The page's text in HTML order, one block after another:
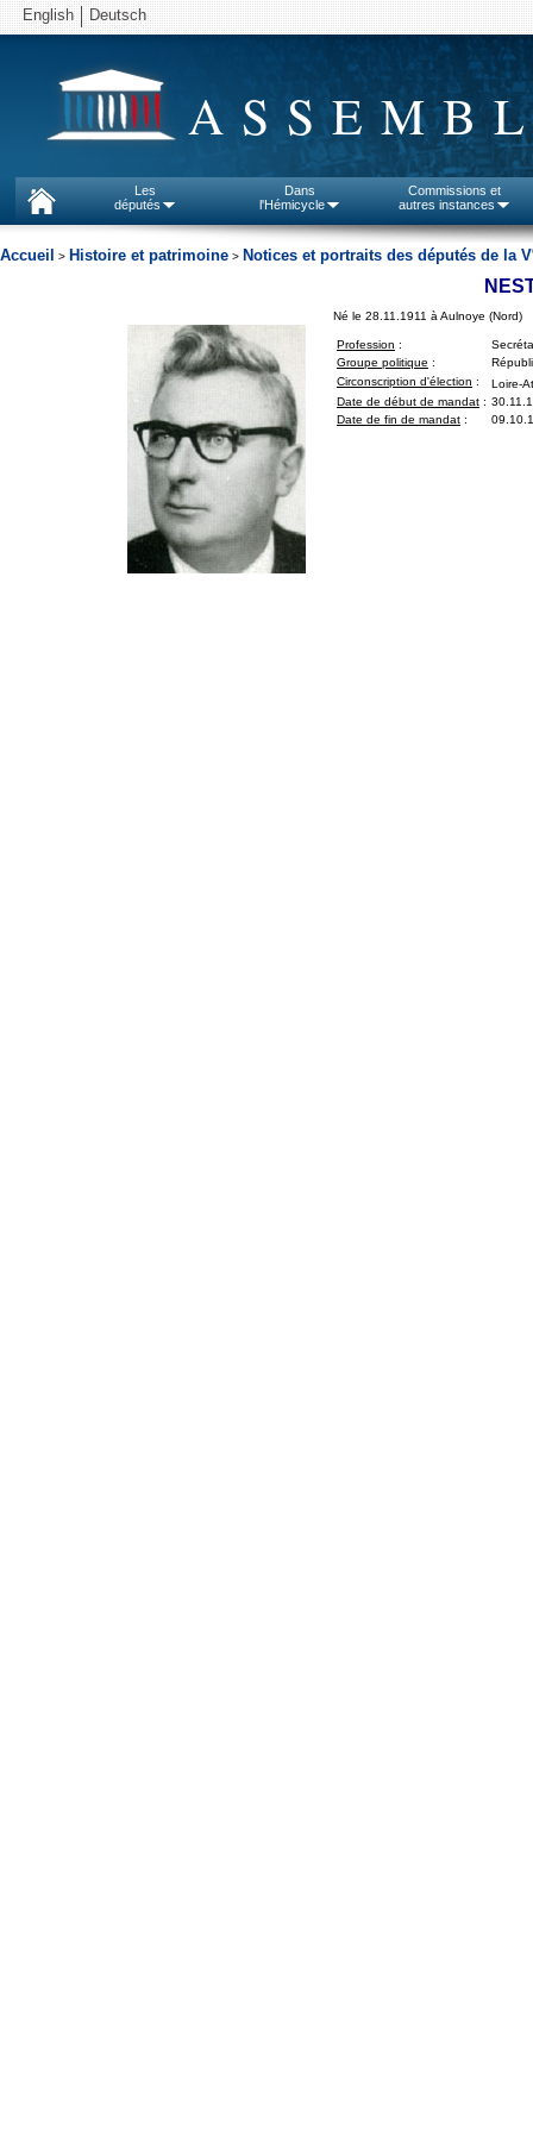
English Deutsch
Les
députés
Dans
l'Hémicycle
Commissions et
autres instances
Accueil > Histoire et patrimoine > Notices et portraits des députés de la V
Né le 28.11.1911 à Aulnoye (Nord)
Profession :
Groupe politique :
Circonscription d'élection :
Loire-
Date de début de mandat :
Date de fin de mandat :